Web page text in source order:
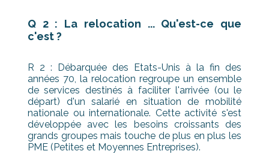
Q 2 : La relocation ... Qu'est-ce que
c'est ?
R 2 : Débarquée des Etats-Unis à la fin des
années 70, la relocation regroupe un ensemble
de services destinés à faciliter l'arrivée (ou le
départ) d'un salarié en situation de mobilité
nationale ou internationale. Cette activité s'est
développée avec les besoins croissants des
grands groupes mais touche de plus en plus les
PME (Petites et Moyennes Entreprises).